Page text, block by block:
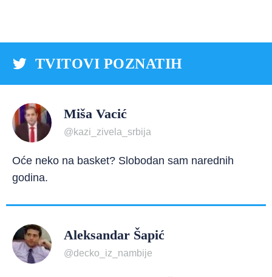
TVITOVI POZNATIH
Miša Vacić
@kazi_zivela_srbija
Oće neko na basket? Slobodan sam narednih
godina.
Aleksandar Šapić
@decko_iz_nambije